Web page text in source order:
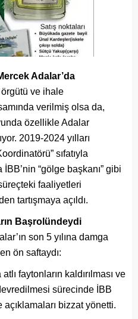
Adalar’da
örgütü ve ihale
verilmiş olsa da,
özellikle Adalar
2019-2024 yılları
sıfatıyla
“gölge başkanı” gibi
faaliyetleri
tartışmaya açıldı.
Başrolündeydi
son 5 yılına damga
ön saftaydı:
faytonların kaldırılması ve
sürecinde İBB
bizzat yönetti.